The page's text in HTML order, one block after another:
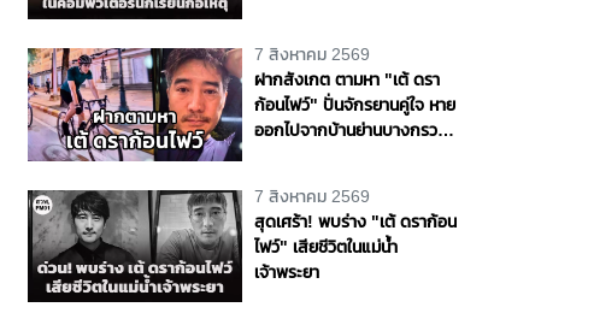
7 สิงหาคม 2569
ฝากสังเกต ตามหา "เต้ ดรา
ก้อนไฟว์" ปั่นจักรยานคู่ใจ หาย
ออกไปจากบ้านย่านบางกรวย
7 สิงหาคม 2569
สุดเศร้า! พบร่าง "เต้ ดราก้อน
ไฟว์" เสียชีวิตในแม่น้ำ
เจ้าพระยา